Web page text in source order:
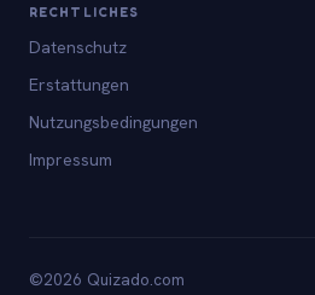
RECHTLICHES
Datenschutz
Erstattungen
Nutzungsbedingungen
Impressum
©2026 Quizado.com